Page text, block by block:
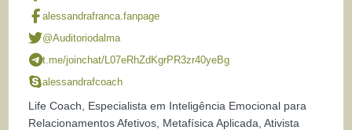
alessandrafranca.fanpage
@Auditoriodalma
t.me/joinchat/L07eRhZdKgrPR3zr40yeBg
alessandrafcoach
Life Coach, Especialista em Inteligência Emocional para
Relacionamentos Afetivos, Metafísica Aplicada, Ativista